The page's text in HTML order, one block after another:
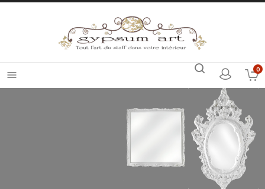
 0